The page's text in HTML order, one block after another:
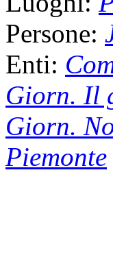
Persone:
Enti:
Giorn. Il
Giorn.
Piemonte